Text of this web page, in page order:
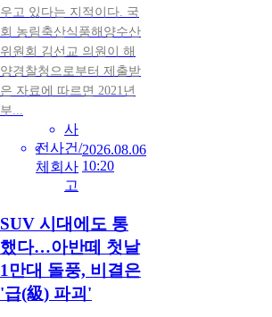
우고 있다는 지적이다. 국
회 농림축산식품해양수산
위원회 김선교 의원이 해
양경찰청으로부터 제출받
은 자료에 따르면 2021년
부...
전
체
사
회
사
건/
사
고
2026.08.06
10:20
SUV 시대에도 통
했다…아반떼 첫날
1만대 돌풍, 비결은
'급(級) 파괴'